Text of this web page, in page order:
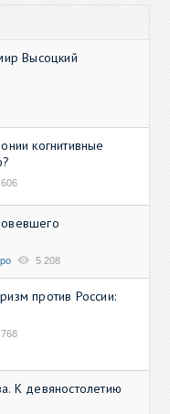
Высоцкий
когнитивные
606
5 208
против России:
К девяностолетию